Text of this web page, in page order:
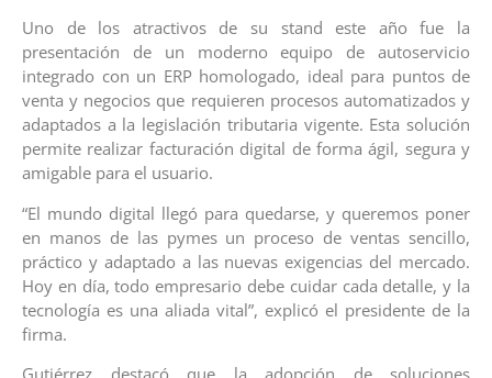
Uno de los atractivos de su stand este año fue la
presentación de un moderno equipo de autoservicio
integrado con un ERP homologado, ideal para puntos de
venta y negocios que requieren procesos automatizados y
adaptados a la legislación tributaria vigente. Esta solución
permite realizar facturación digital de forma ágil, segura y
amigable para el usuario.
“El mundo digital llegó para quedarse, y queremos poner
en manos de las pymes un proceso de ventas sencillo,
práctico y adaptado a las nuevas exigencias del mercado.
Hoy en día, todo empresario debe cuidar cada detalle, y la
tecnología es una aliada vital”, explicó el presidente de la
firma.